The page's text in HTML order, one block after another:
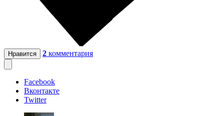
Нравится 2 комментария
Facebook
Вконтакте
Twitter